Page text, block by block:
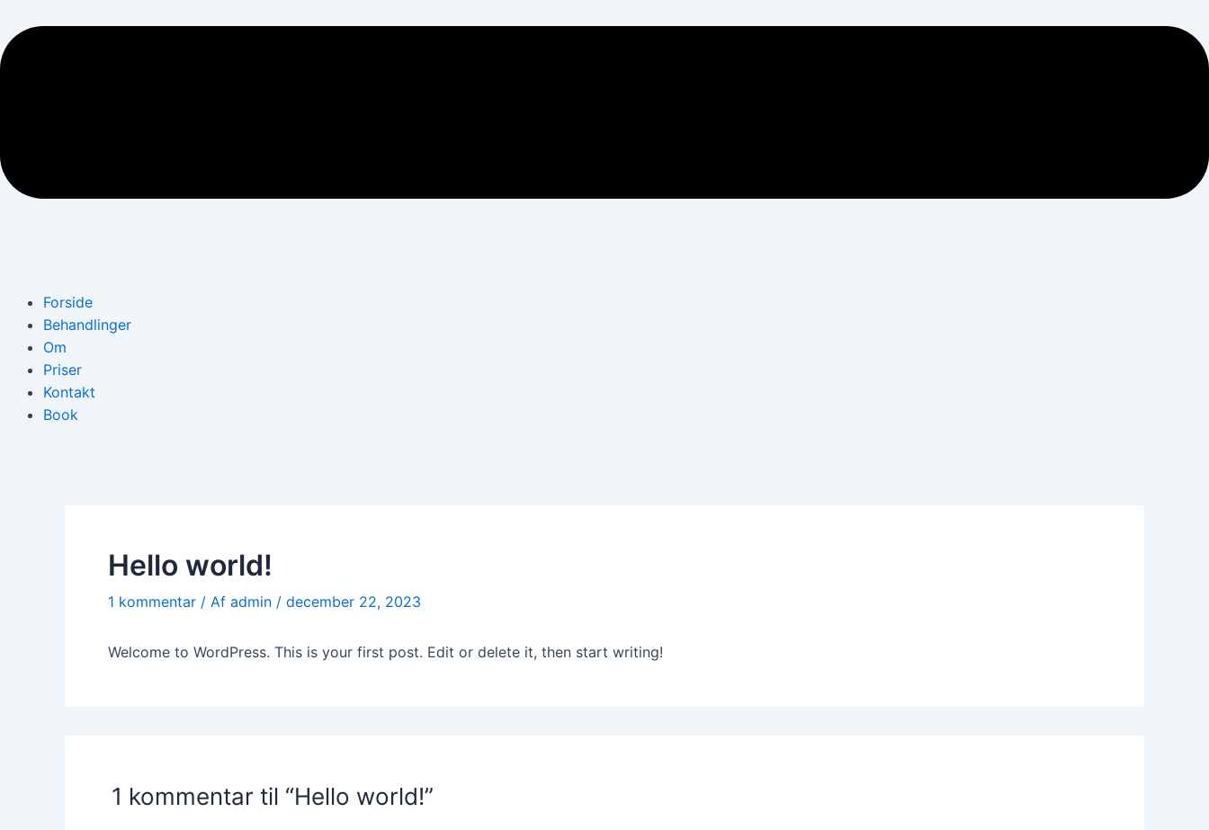
Forside
Behandlinger
Om
Priser
Kontakt
Book
Hello world!
1 kommentar / Af admin / december 22, 2023
Welcome to WordPress. This is your first post. Edit or delete it, then start writing!
1 kommentar til “Hello world!”